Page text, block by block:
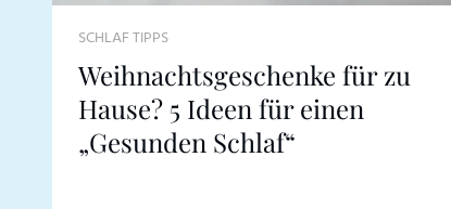
SCHLAF TIPPS
Weihnachtsgeschenke für zu
Hause? 5 Ideen für einen
„Gesunden Schlaf“